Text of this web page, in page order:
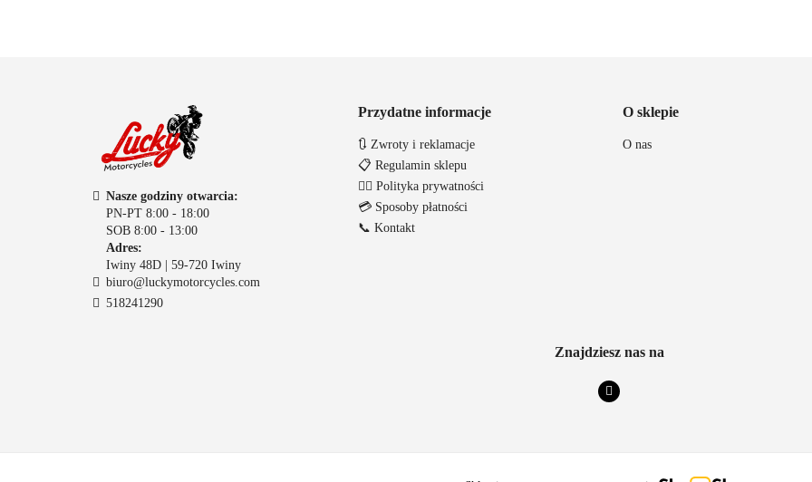
Nasze godziny otwarcia:
PN-PT 8:00 - 18:00
SOB 8:00 - 13:00
Adres:
Iwiny 48D | 59-720 Iwiny
biuro@luckymotorcycles.com
518241290
Przydatne informacje
🔃 Zwroty i reklamacje
📋 Regulamin sklepu
🐱‍👤 Polityka prywatności
💳 Sposoby płatności
📞 Kontakt
O sklepie
O nas
Znajdziesz nas na